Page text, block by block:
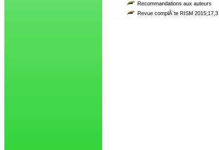
Recommandations aux auteurs
Revue complÃ¨te RISM 2015;17,3